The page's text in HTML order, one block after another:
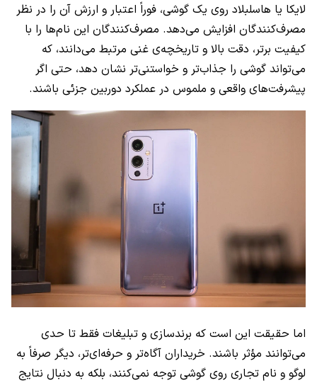
لایکا یا هاسلبلاد روی یک گوشی، فوراً اعتبار و ارزش آن را در نظر
مصرف‌کنندگان افزایش می‌دهد. مصرف‌کنندگان این نام‌ها را با
کیفیت برتر، دقت بالا و تاریخچه‌ی غنی مرتبط می‌دانند، که
می‌تواند گوشی را جذاب‌تر و خواستنی‌تر نشان دهد، حتی اگر
پیشرفت‌های واقعی و ملموس در عملکرد دوربین جزئی باشند.
اما حقیقت این است که برندسازی و تبلیغات فقط تا حدی
می‌توانند مؤثر باشند. خریداران آگاه‌تر و حرفه‌ای‌تر، دیگر صرفاً به
لوگو و نام تجاری روی گوشی توجه نمی‌کنند، بلکه به دنبال نتایج